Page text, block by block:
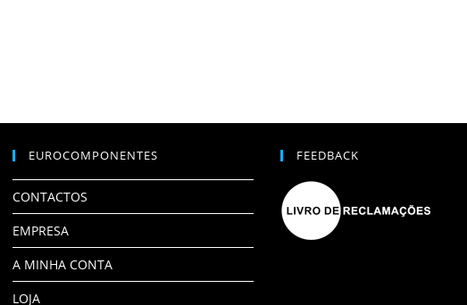
EUROCOMPONENTES
CONTACTOS
EMPRESA
A MINHA CONTA
LOJA
FEEDBACK